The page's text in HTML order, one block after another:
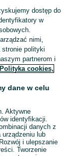
Skorzystaj z największego serwisu ogłoszeniowego - Sukmanie i okolice! Kupuj to, czego pragniesz i sprzedawaj to, czego już nie potrzebujesz!
dostęp do
w
nimi,
stronie polityki
partnerom i
Polityka cookies,
dane w celu
Aktywne
identyfikacji.
danych z
urządzeniu lub
i ulepszanie
Tworzenie